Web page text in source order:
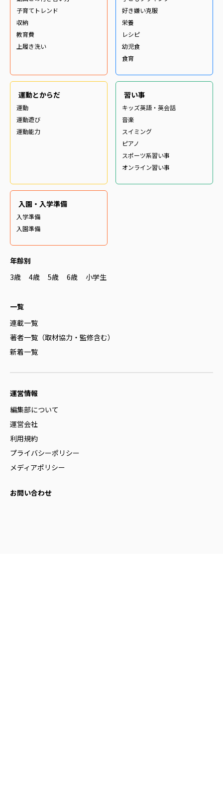
子育てトレンド
収納
教育費
上履き洗い
好き嫌い克服
栄養
レシピ
幼児食
食育
運動とからだ
運動
運動遊び
運動能力
習い事
キッズ英語・英会話
音楽
スイミング
ピアノ
スポーツ系習い事
オンライン習い事
入園・入学準備
入学準備
入園準備
年齢別
3歳
4歳 5歳 6歳 小学生
一覧
連載一覧
著者一覧（取材協力・監修含む）
新着一覧
運営情報
編集部について
運営会社
利用規約
プライバシーポリシー
メディアポリシー
お問い合わせ